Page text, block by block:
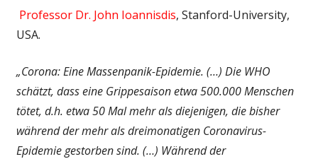
Professor Dr. John Ioannisdis, Stanford-University,
USA.
„Corona: Eine Massenpanik-Epidemie. (…) Die WHO
schätzt, dass eine Grippesaison etwa 500.000 Menschen
tötet, d.h. etwa 50 Mal mehr als diejenigen, die bisher
während der mehr als dreimonatigen Coronavirus-
Epidemie gestorben sind. (…) Während der